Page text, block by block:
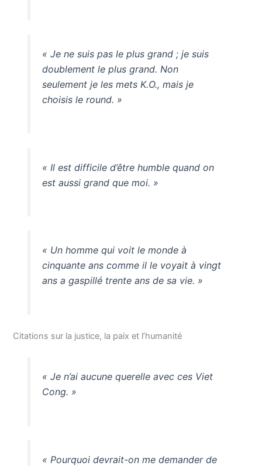
« Je ne suis pas le plus grand ; je suis
doublement le plus grand. Non
seulement je les mets K.O., mais je
choisis le round. »
« Il est difficile d’être humble quand on
est aussi grand que moi. »
« Un homme qui voit le monde à
cinquante ans comme il le voyait à vingt
ans a gaspillé trente ans de sa vie. »
Citations sur la justice, la paix et l’humanité
« Je n’ai aucune querelle avec ces Viet
Cong. »
« Pourquoi devrait-on me demander de